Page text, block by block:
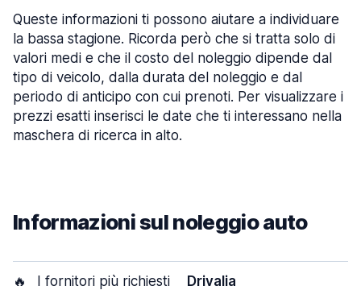
Queste informazioni ti possono aiutare a individuare
la bassa stagione. Ricorda però che si tratta solo di
valori medi e che il costo del noleggio dipende dal
tipo di veicolo, dalla durata del noleggio e dal
periodo di anticipo con cui prenoti. Per visualizzare i
prezzi esatti inserisci le date che ti interessano nella
maschera di ricerca in alto.
Informazioni sul noleggio auto
🔥 I fornitori più richiesti Drivalia